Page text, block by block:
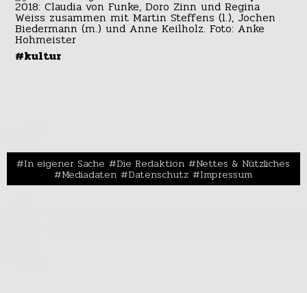
#kultur
In eigener Sache Die Redaktion Nettes & Nützliches
Mediadaten Datenschutz Impressum